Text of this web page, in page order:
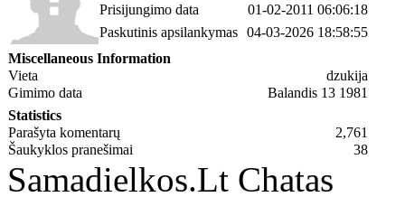
Prisijungimo data
01-02-2011 06:06:18
Paskutinis apsilankymas 04-03-2026 18:58:55
Miscellaneous Information
Vieta
dzukija
Gimimo data
Balandis 13 1981
Statistics
Parašyta komentarų
2,761
Šaukyklos pranešimai
38
Samadielkos.Lt Chatas